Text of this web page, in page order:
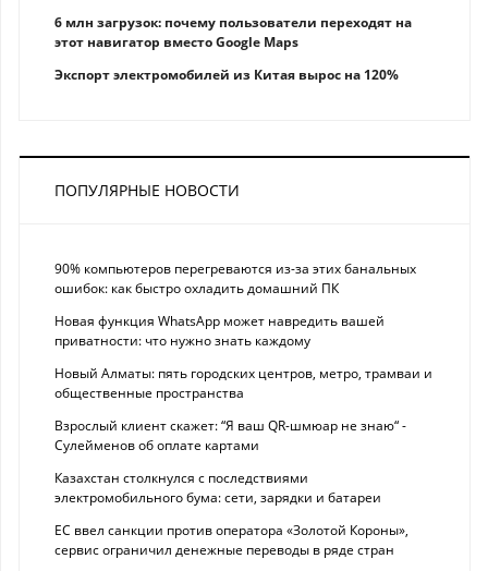
6 млн загрузок: почему пользователи переходят на
этот навигатор вместо Google Maps
Экспорт электромобилей из Китая вырос на 120%
ПОПУЛЯРНЫЕ НОВОСТИ
90% компьютеров перегреваются из-за этих банальных
ошибок: как быстро охладить домашний ПК
Новая функция WhatsApp может навредить вашей
приватности: что нужно знать каждому
Новый Алматы: пять городских центров, метро, трамваи и
общественные пространства
Взрослый клиент скажет: “Я ваш QR-шмюар не знаю“ -
Сулейменов об оплате картами
Казахстан столкнулся с последствиями
электромобильного бума: сети, зарядки и батареи
ЕС ввел санкции против оператора «Золотой Короны»,
сервис ограничил денежные переводы в ряде стран